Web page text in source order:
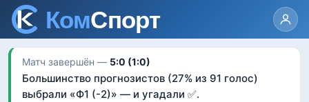
Матч завершён — 5:0 (1:0)
Большинство прогнозистов (27% из 91 голос)
выбрали «Ф1 (-2)» — и угадали ✅.